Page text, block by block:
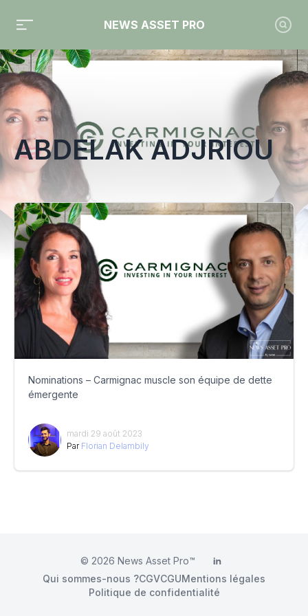
NEWS ASSET PRO
Toute l'actualité sur le tag "Abdelak Adjriou"
ABDELAK ADJRIOU
Nominations – Carmignac muscle son équipe de dette
émergente
mardi 29 août 2023
Par Florian Delambily
© 2026 News Asset Pro™ LinkedIn
Qui sommes-nous ?CGVCGUMentions légales
Politique de confidentialité